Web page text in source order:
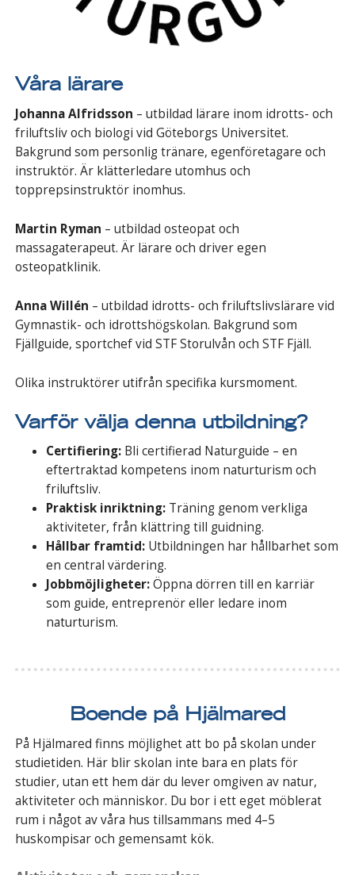
Våra lärare
Johanna Alfridsson – utbildad lärare inom idrotts- och
friluftsliv och biologi vid Göteborgs Universitet.
Bakgrund som personlig tränare, egenföretagare och
instruktör. Är klätterledare utomhus och
topprepsinstruktör inomhus.
Martin Ryman – utbildad osteopat och
massagaterapeut. Är lärare och driver egen
osteopatklinik.
Anna Willén – utbildad idrotts- och friluftslivslärare vid
Gymnastik- och idrottshögskolan. Bakgrund som
Fjällguide, sportchef vid STF Storulvån och STF Fjäll.
Olika instruktörer utifrån specifika kursmoment.
Varför välja denna utbildning?
Certifiering:Bli certifierad Naturguide – en
eftertraktad kompetens inom naturturism och
friluftsliv.
Praktisk inriktning:Träning genom verkliga
aktiviteter, från klättring till guidning.
Hållbar framtid:Utbildningen har hållbarhet som
en central värdering.
Jobbmöjligheter:Öppna dörren till en karriär
som guide, entreprenör eller ledare inom
naturturism.
Boende på Hjälmared
På Hjälmared finns möjlighet att bo på skolan under
studietiden. Här blir skolan inte bara en plats för
studier, utan ett hem där du lever omgiven av natur,
aktiviteter och människor. Du bor i ett eget möblerat
rum i något av våra hus tillsammans med 4–5
huskompisar och gemensamt kök.